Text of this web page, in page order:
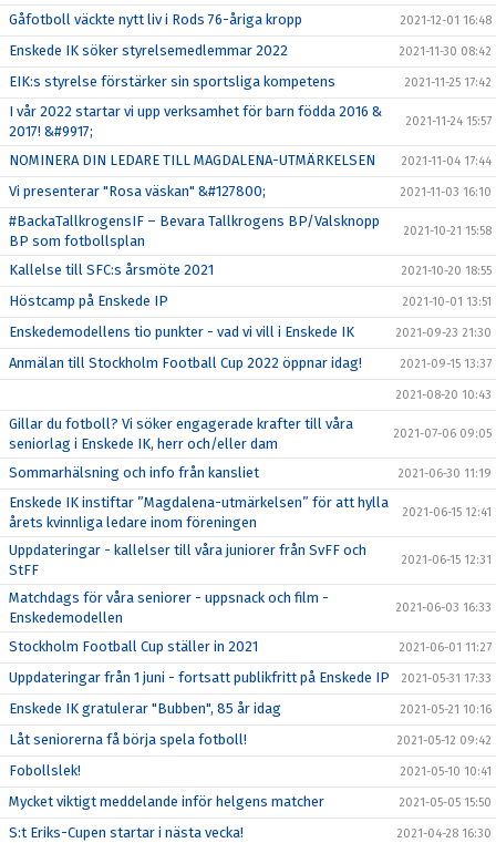
Gåfotboll väckte nytt liv i Rods 76-åriga kropp 2021-12-01 16:48
Enskede IK söker styrelsemedlemmar 2022 2021-11-30 08:42
EIK:s styrelse förstärker sin sportsliga kompetens 2021-11-25 17:42
I vår 2022 startar vi upp verksamhet för barn födda 2016 &
2017! &#9917;
2021-11-24 15:57
NOMINERA DIN LEDARE TILL MAGDALENA-UTMÄRKELSEN 2021-11-04 17:44
Vi presenterar "Rosa väskan" &#127800; 2021-11-03 16:10
#BackaTallkrogensIF – Bevara Tallkrogens BP/Valsknopp
BP som fotbollsplan
2021-10-21 15:58
Kallelse till SFC:s årsmöte 2021 2021-10-20 18:55
Höstcamp på Enskede IP 2021-10-01 13:51
Enskedemodellens tio punkter - vad vi vill i Enskede IK 2021-09-23 21:30
Anmälan till Stockholm Football Cup 2022 öppnar idag! 2021-09-15 13:37
2021-08-20 10:43
Gillar du fotboll? Vi söker engagerade krafter till våra
seniorlag i Enskede IK, herr och/eller dam
2021-07-06 09:05
Sommarhälsning och info från kansliet 2021-06-30 11:19
Enskede IK instiftar ”Magdalena-utmärkelsen” för att hylla
årets kvinnliga ledare inom föreningen
2021-06-15 12:41
Uppdateringar - kallelser till våra juniorer från SvFF och
StFF
2021-06-15 12:31
Matchdags för våra seniorer - uppsnack och film -
Enskedemodellen
2021-06-03 16:33
Stockholm Football Cup ställer in 2021 2021-06-01 11:27
Uppdateringar från 1 juni - fortsatt publikfritt på Enskede IP 2021-05-31 17:33
Enskede IK gratulerar "Bubben", 85 år idag 2021-05-21 10:16
Låt seniorerna få börja spela fotboll! 2021-05-12 09:42
Fobollslek! 2021-05-10 10:41
Mycket viktigt meddelande inför helgens matcher 2021-05-05 15:50
S:t Eriks-Cupen startar i nästa vecka! 2021-04-28 16:30